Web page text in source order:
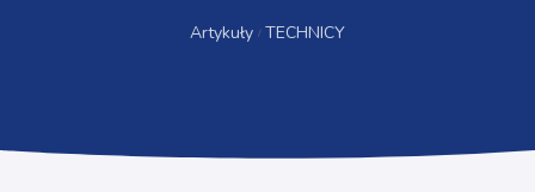
Artykuły TECHNICY